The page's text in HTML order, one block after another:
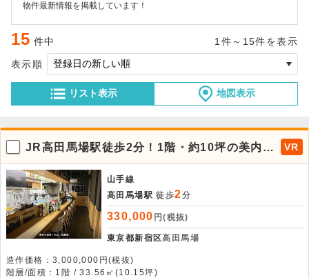
物件最新情報を掲載しています！
15 件中 1件～15件を表示
リスト表示 地図表示
表示順
JR高田馬場駅徒歩2分！1階・約10坪の美内装
バー居抜き物件が出ました。
VR
山手線
高田馬場駅 徒歩2分
330,000 円(税抜)
東京都新宿区高田馬場
造作価格：3,000,000円(税抜)
階層/面積：1階 / 33.56㎡(10.15坪)